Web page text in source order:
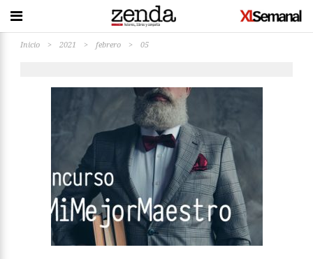
Inicio > 2021 > febrero > 05